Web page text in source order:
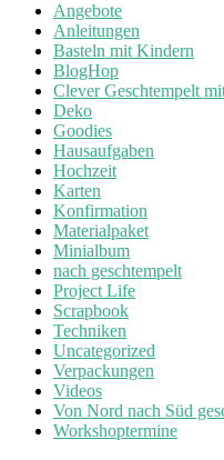
Angebote
Anleitungen
Basteln mit Kindern
BlogHop
Clever Geschtempelt
Deko
Goodies
Hausaufgaben
Hochzeit
Karten
Konfirmation
Materialpaket
Minialbum
nach geschtempelt
Project Life
Scrapbook
Techniken
Uncategorized
Verpackungen
Videos
Von Nord nach Süd
Workshoptermine